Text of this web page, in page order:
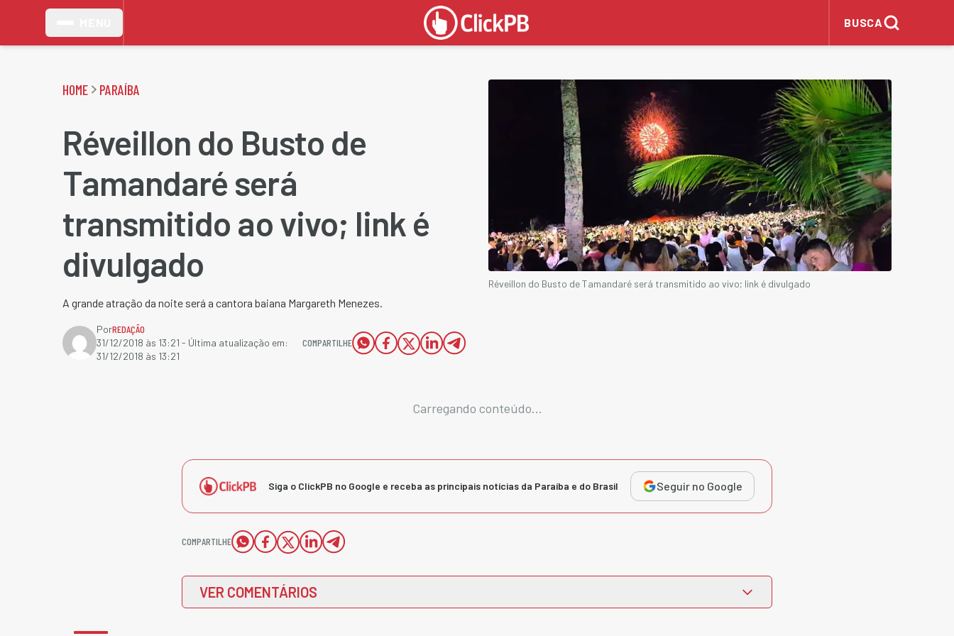
BUSCA
HOME PARAÍBA
Réveillon do Busto de
Tamandaré será
transmitido ao vivo; link é
divulgado
A grande atração da noite será a cantora baiana Margareth Menezes.
PorREDAÇÃO
31/12/2018 às 13:21 - Última atualização em:
31/12/2018 às 13:21
COMPARTILHE
Réveillon do Busto de Tamandaré será transmitido ao vivo; link é divulgado
Carregando conteúdo...
Siga o ClickPB no Google e receba as principais notícias da Paraíba e do Brasil Seguir no Google
COMPARTILHE
VER COMENTÁRIOS